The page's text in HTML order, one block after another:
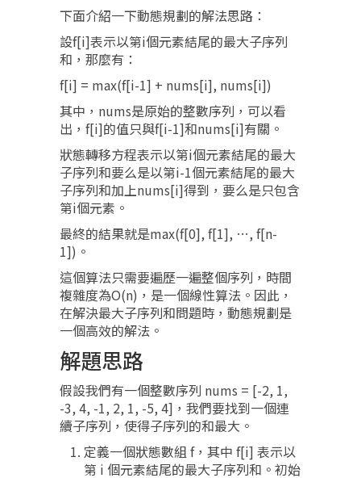
下面介紹一下動態規劃的解法思路：
設f[i]表示以第i個元素結尾的最大子序列
和，那麼有：
f[i] = max(f[i-1] + nums[i], nums[i])
其中，nums是原始的整數序列，可以看
出，f[i]的值只與f[i-1]和nums[i]有關。
狀態轉移方程表示以第i個元素結尾的最大
子序列和要么是以第i-1個元素結尾的最大
子序列和加上nums[i]得到，要么是只包含
第i個元素。
最終的結果就是max(f[0], f[1], …, f[n-
1])。
這個算法只需要遍歷一遍整個序列，時間
複雜度為O(n)，是一個線性算法。因此，
在解決最大子序列和問題時，動態規劃是
一個高效的解法。
解題思路
假設我們有一個整數序列 nums = [-2, 1,
-3, 4, -1, 2, 1, -5, 4]，我們要找到一個連
續子序列，使得子序列的和最大。
定義一個狀態數組 f，其中 f[i] 表示以
第 i 個元素結尾的最大子序列和。初始